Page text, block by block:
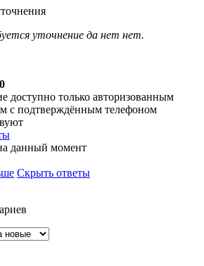
уточнение да нет нет.
0
доступно только авторизованным
с подтверждённым телефоном
данный момент
Скрыть ответы